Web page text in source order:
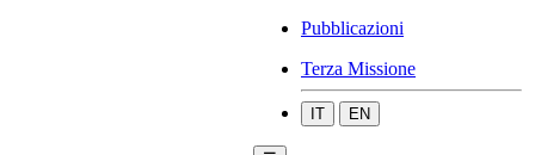
Pubblicazioni
Terza Missione
IT EN